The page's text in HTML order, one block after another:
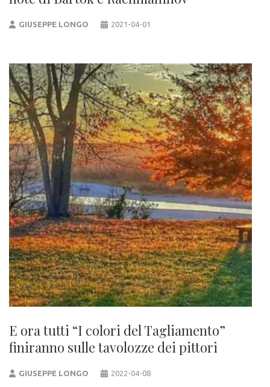
GIUSEPPE LONGO 2021-04-01
E ora tutti “I colori del Tagliamento”
finiranno sulle tavolozze dei pittori
GIUSEPPE LONGO 2022-04-08